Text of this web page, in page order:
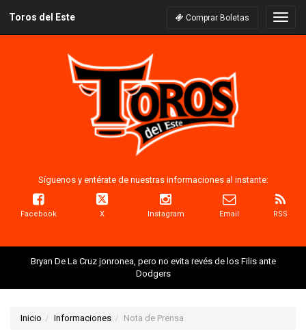
Toros del Este Comprar Boletas
Síguenos y entérate de nuestras informaciones al instante:
Facebook X Instagram Email RSS
Bryan De La Cruz jonronea, pero no evita revés de los Filis ante
Dodgers
Inicio Informaciones Nota de Prensa